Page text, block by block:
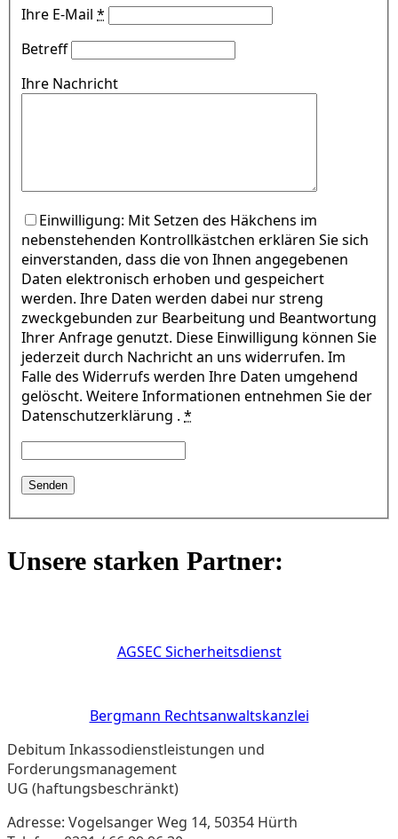
Ihre E-Mail *
Betreff
Ihre Nachricht
Einwilligung: Mit Setzen des Häkchens im
nebenstehenden Kontrollkästchen erklären Sie sich
einverstanden, dass die von Ihnen angegebenen
Daten elektronisch erhoben und gespeichert
werden. Ihre Daten werden dabei nur streng
zweckgebunden zur Bearbeitung und Beantwortung
Ihrer Anfrage genutzt. Diese Einwilligung können Sie
jederzeit durch Nachricht an uns widerrufen. Im
Falle des Widerrufs werden Ihre Daten umgehend
gelöscht. Weitere Informationen entnehmen Sie der
Datenschutzerklärung . *
Unsere starken Partner:
AGSEC Sicherheitsdienst
Bergmann Rechtsanwaltskanzlei
Debitum Inkassodienstleistungen und
Forderungsmanagement
UG (haftungsbeschränkt)
Adresse: Vogelsanger Weg 14, 50354 Hürth